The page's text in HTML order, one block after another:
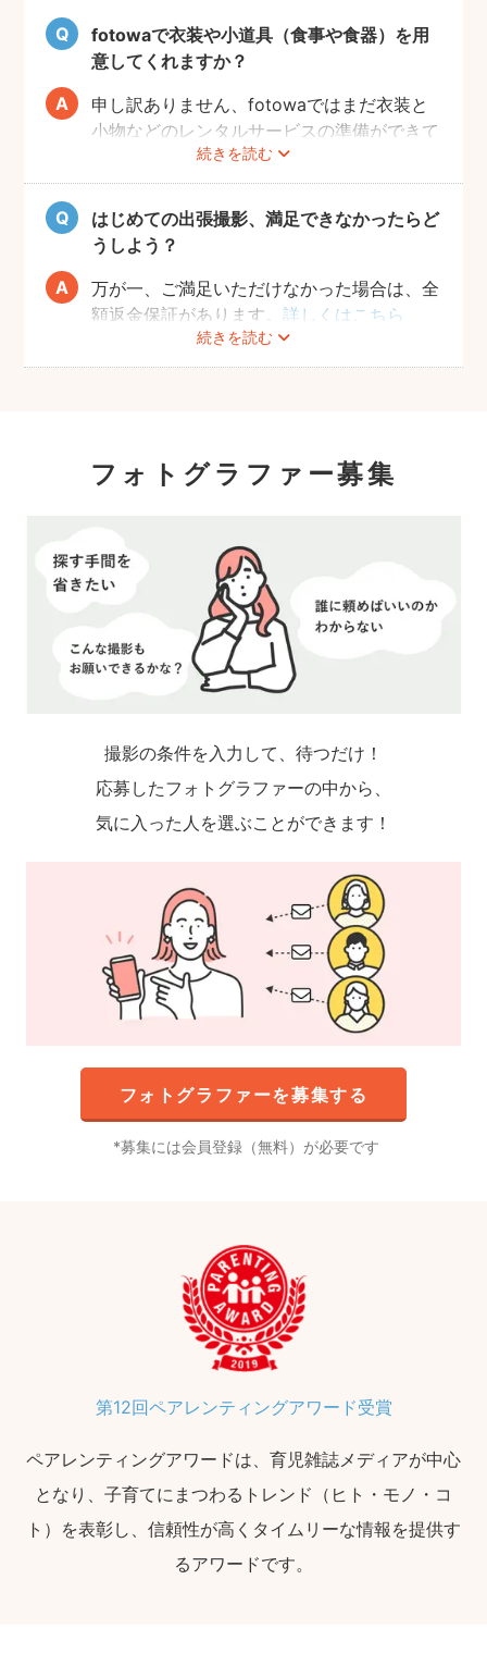
fotowaで衣装や小道具（食事や食器）を用
意してくれますか？
続きを読む
申し訳ありません、fotowaではまだ衣装と
小物などのレンタルサービスの準備ができて
おりませんので、お客様ご自身にご用意をお
願いしております。
はじめての出張撮影、満足できなかったらど
うしよう？
続きを読む
万が一、ご満足いただけなかった場合は、全
額返金保証があります。詳しくはこちら
フォトグラファー募集
撮影の条件を入力して、待つだけ！
応募したフォトグラファーの中から、
気に入った人を選ぶことができます！
フォトグラファーを募集する
募集には会員登録（無料）が必要です
第12回ペアレンティングアワード受賞
ペアレンティングアワードは、育児雑誌メディアが中心
となり、子育てにまつわるトレンド（ヒト・モノ・コ
ト）を表彰し、信頼性が高くタイムリーな情報を提供す
るアワードです。